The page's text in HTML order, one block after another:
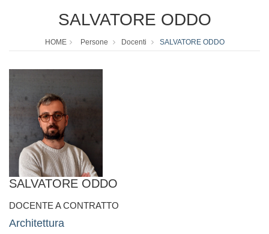
SALVATORE ODDO
HOME Persone Docenti SALVATORE ODDO
SALVATORE ODDO
DOCENTE A CONTRATTO
Architettura